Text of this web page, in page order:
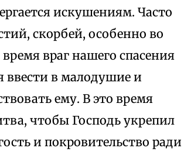
искушениям. Часто
скорбей, особенно во
враг нашего спасения
ввести в малодушие и
ему. В это время
чтобы Господь укрепил
и покровительство ради